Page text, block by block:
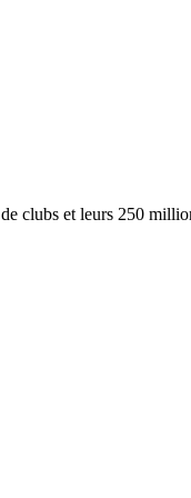
clubs et leurs 250